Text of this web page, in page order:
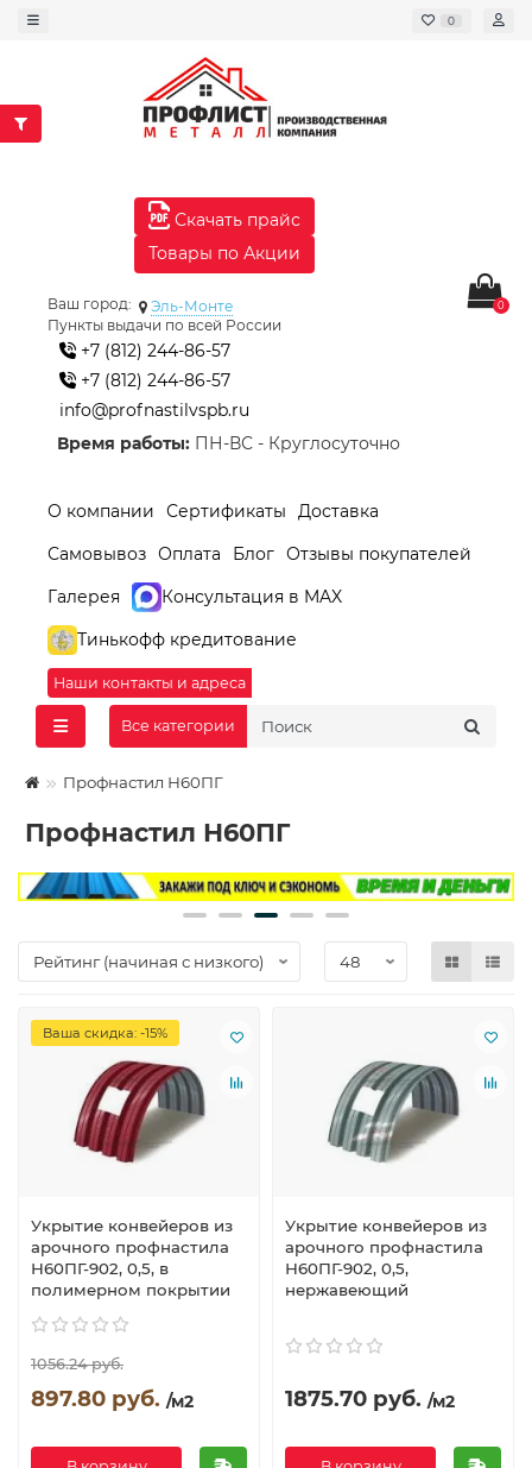
0
Скачать прайс
Товары по Акции
Ваш город:
Эль-Монте
Пункты выдачи по всей России
+7 (812) 244-86-57
+7 (812) 244-86-57
info@profnastilvspb.ru
Время работы: ПН-ВС - Круглосуточно
0
О компании Сертификаты
Доставка
Самовывоз Оплата Блог Отзывы покупателей
Галерея
Консультация в MAX
Тинькофф кредитование
Наши контакты и адреса
Все категории
Профнастил Н60ПГ
Профнастил Н60ПГ
Ваша скидка: -15%
Укрытие конвейеров из
арочного профнастила
Н60ПГ-902, 0,5, в
полимерном покрытии
1056.24 руб.
897.80 руб. /м2
Укрытие конвейеров из
арочного профнастила
Н60ПГ-902, 0,5,
нержавеющий
1875.70 руб. /м2